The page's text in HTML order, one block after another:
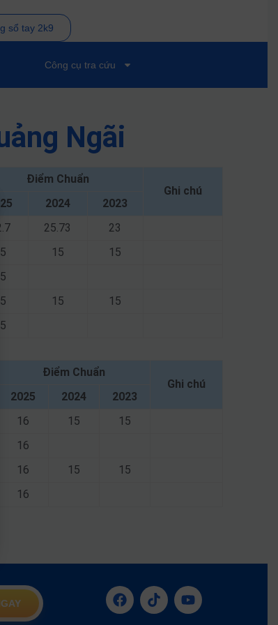
sổ tay 2k9
Công cụ tra cứu
Ngãi
Điểm Chuẩn
Ghi chú
2024
2023
25.73
23
15
15
15
15
Điểm Chuẩn
Ghi chú
2025
2024
2023
16 15
15
16
16 15
15
16